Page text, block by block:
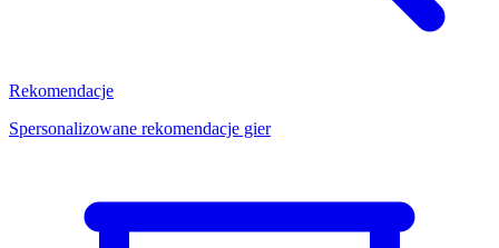
Rekomendacje
Spersonalizowane rekomendacje gier